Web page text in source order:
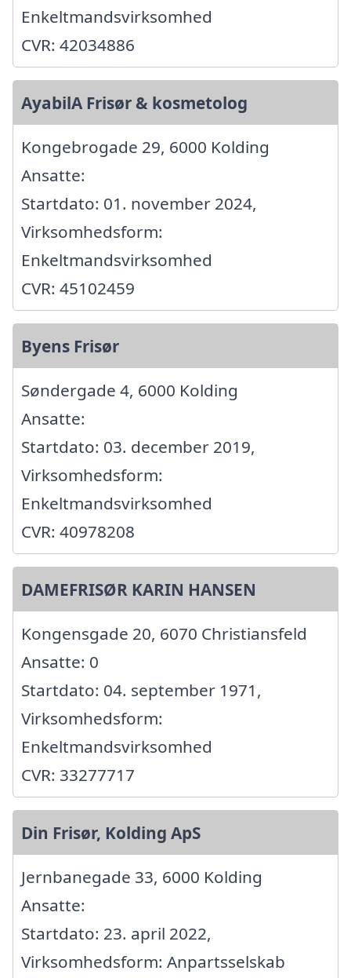
Enkeltmandsvirksomhed
CVR: 42034886
AyabilA Frisør & kosmetolog
Kongebrogade 29, 6000 Kolding
Ansatte:
Startdato: 01. november 2024,
Virksomhedsform:
Enkeltmandsvirksomhed
CVR: 45102459
Byens Frisør
Søndergade 4, 6000 Kolding
Ansatte:
Startdato: 03. december 2019,
Virksomhedsform:
Enkeltmandsvirksomhed
CVR: 40978208
DAMEFRISØR KARIN HANSEN
Kongensgade 20, 6070 Christiansfeld
Ansatte: 0
Startdato: 04. september 1971,
Virksomhedsform:
Enkeltmandsvirksomhed
CVR: 33277717
Din Frisør, Kolding ApS
Jernbanegade 33, 6000 Kolding
Ansatte:
Startdato: 23. april 2022,
Virksomhedsform: Anpartsselskab